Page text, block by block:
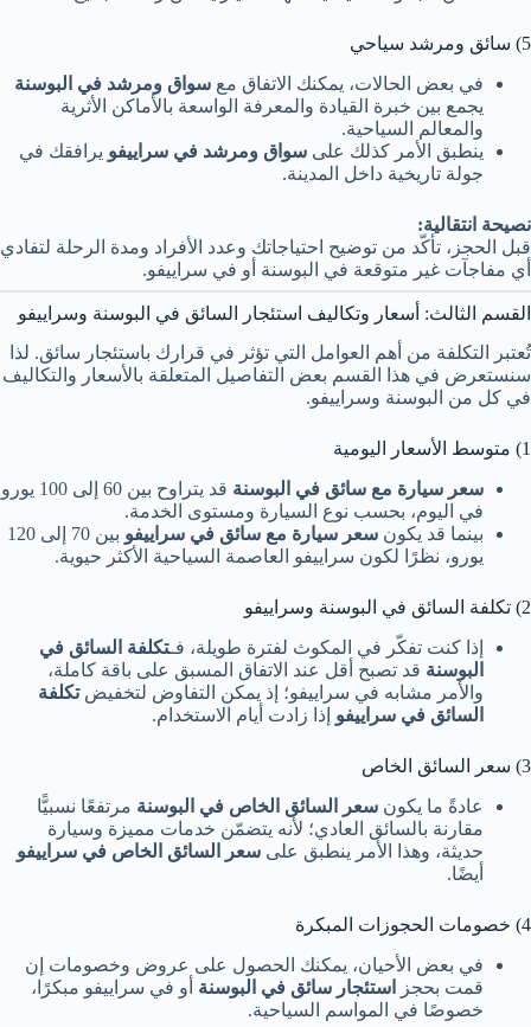
5) سائق ومرشد سياحي
في بعض الحالات، يمكنك الاتفاق مع سواق ومرشد في البوسنة
يجمع بين خبرة القيادة والمعرفة الواسعة بالأماكن الأثرية
والمعالم السياحية.
ينطبق الأمر كذلك على سواق ومرشد في سراييفو يرافقك في
جولة تاريخية داخل المدينة.
نصيحة انتقالية:
قبل الحجز، تأكّد من توضيح احتياجاتك وعدد الأفراد ومدة الرحلة لتفادي
أي مفاجآت غير متوقعة في البوسنة أو في سراييفو.
القسم الثالث: أسعار وتكاليف استئجار السائق في البوسنة وسراييفو
تُعتبر التكلفة من أهم العوامل التي تؤثر في قرارك باستئجار سائق. لذا
سنستعرض في هذا القسم بعض التفاصيل المتعلقة بالأسعار والتكاليف
في كل من البوسنة وسراييفو.
1) متوسط الأسعار اليومية
سعر سيارة مع سائق في البوسنة
قد يتراوح بين 60 إلى 100 يورو
في اليوم، بحسب نوع السيارة ومستوى الخدمة.
بينما قد يكون سعر سيارة مع سائق في سراييفو
بين 70 إلى 120
يورو، نظرًا لكون سراييفو العاصمة السياحية الأكثر حيوية.
2) تكلفة السائق في البوسنة وسراييفو
إذا كنت تفكّر في المكوث لفترة طويلة، فـتكلفة السائق في
البوسنة قد تصبح أقل عند الاتفاق المسبق على باقة كاملة،
والأمر مشابه في سراييفو؛ إذ يمكن التفاوض لتخفيضتكلفة
السائق في سراييفو إذا زادت أيام الاستخدام.
3) سعر السائق الخاص
عادةً ما يكون سعر السائق الخاص في البوسنة مرتفعًا نسبيًّا
مقارنة بالسائق العادي؛ لأنه يتضمّن خدمات مميزة وسيارة
حديثة، وهذا الأمر ينطبق على سعر السائق الخاص في سراييفو
أيضًا.
4) خصومات الحجوزات المبكرة
في بعض الأحيان، يمكنك الحصول على عروض وخصومات إن
قمت بحجز
استئجار سائق في البوسنة أو في سراييفو مبكرًا،
خصوصًا في المواسم السياحية.